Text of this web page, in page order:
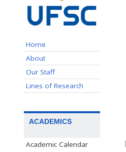
Home
About
Our Staff
Lines of Research
ACADEMICS
Academic Calendar